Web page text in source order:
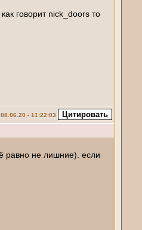
говорит nick_doors то
08.06.20 - 11:22:03
равно не лишние). если